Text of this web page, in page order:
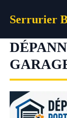
Serrurier